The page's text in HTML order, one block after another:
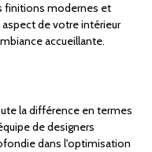
finitions modernes et
de votre intérieur
accueillante.
la différence en termes
de designers
dans l'optimisation